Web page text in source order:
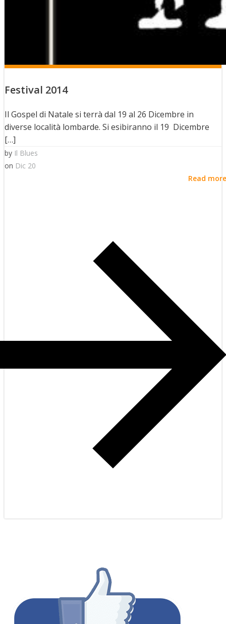
Festival 2014
Il Gospel di Natale si terrà dal 19 al 26 Dicembre in
diverse località lombarde. Si esibiranno il 19 Dicembre
[…]
by Il Blues
on Dic 20
Read more